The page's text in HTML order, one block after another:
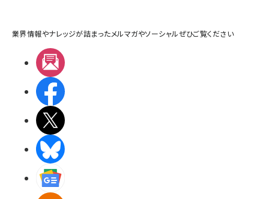
業界情報やナレッジが詰まったメルマガやソーシャルぜひご覧ください